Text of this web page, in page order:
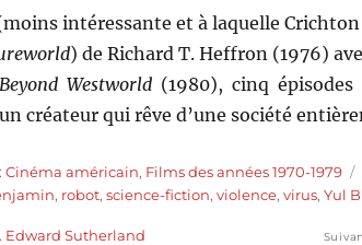
intéressante et à laquelle Crichton
) de Richard T. Heffron (1976)
Beyond Westworld (1980), cinq
créateur qui rêve d’une société
Cinéma américain, Films des années 1970-1979
, robot,science-fiction,violence,virus,Yul
Edward Sutherland